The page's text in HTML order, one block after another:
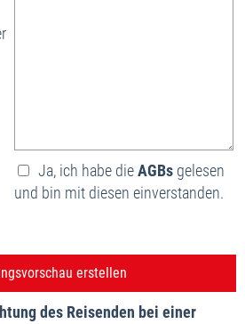
Ja, ich habe dieAGBs gelesen
und bin mit diesen einverstanden.
des Reisenden bei einer